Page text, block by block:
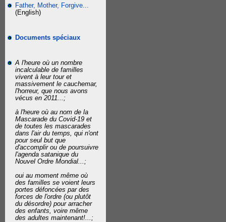
Father, Mother, Forgive...
(English)
Documents spéciaux
A l'heure où un nombre
incalculable de familles
vivent à leur tour et
massivement le cauchemar,
l'horreur, que nous avons
vécus en 2011...;
à l'heure où au nom de la
Mascarade du Covid-19 et
de toutes les mascarades
dans l'air du temps, qui n'ont
pour seul but que
d'accomplir ou de poursuivre
l'agenda satanique du
Nouvel Ordre Mondial...;
oui au moment même où
des familles se voient leurs
portes défoncées par des
forces de l'ordre (ou plutôt
du désordre) pour arracher
des enfants, voire même
des adultes maintenant!...;